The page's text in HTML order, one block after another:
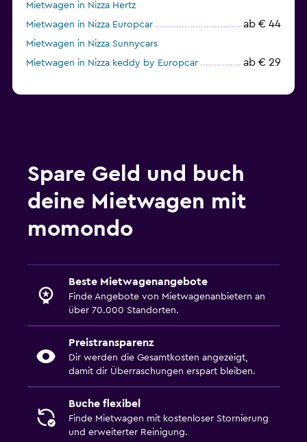
Mietwagen in Nizza Hertz
Mietwagen in Nizza Europcar
ab € 44
Mietwagen in Nizza Sunnycars
Mietwagen in Nizza keddy by Europcar
ab € 29
Spare Geld und buch
deine Mietwagen mit
momondo
Beste Mietwagenangebote
Finde Angebote von Mietwagenanbietern an
über 70.000 Standorten.
Preistransparenz
Dir werden die Gesamtkosten angezeigt,
damit dir Überraschungen erspart bleiben.
Buche flexibel
Finde Mietwagen mit kostenloser Stornierung
und erweiterter Reinigung.